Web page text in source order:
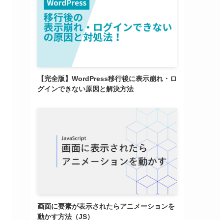
【完全版】WordPress移行後に表示崩れ・ロ
グインできない原因と解決方法
画面に要素が表示されたらアニメーションを
動かす方法（JS）